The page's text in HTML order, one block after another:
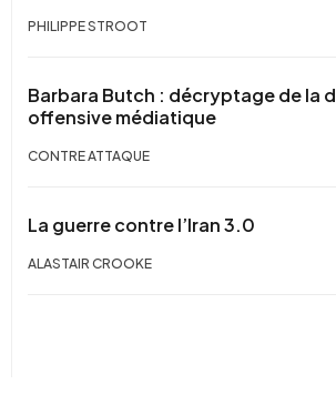
PHILIPPE STROOT
Barbara Butch : décryptage de la
offensive médiatique
CONTRE ATTAQUE
La guerre contre l’Iran 3.0
ALASTAIR CROOKE